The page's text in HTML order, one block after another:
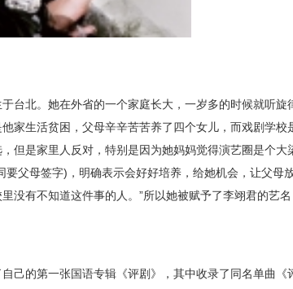
台北。她在外省的一个家庭长大，一岁多的时候就听
家生活贫困，父母辛辛苦苦养了四个女儿，而戏剧学
但是家里人反对，特别是因为她妈妈觉得演艺圈是个
要父母签字)，明确表示会好好培养，给她机会，让父
没有不知道这件事的人。”所以她被赋予了李翊君的艺名
己的第一张国语专辑《评剧》，其中收录了同名单曲